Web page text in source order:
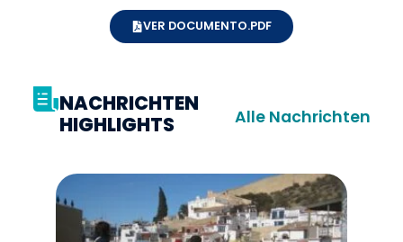
VER DOCUMENTO.PDF
NACHRICHTEN
HIGHLIGHTS
Alle Nachrichten